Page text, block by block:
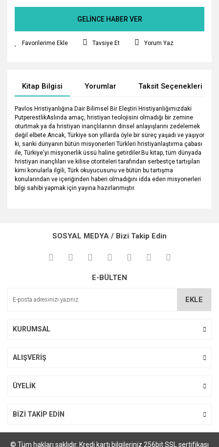
GELİNCE HABER VER
Tavsiye Et Yorum Yaz
Kitap Bilgisi Yorumlar Taksit Seçenekleri
Pavlos Hristiyanlığına Dair Bilimsel Bir Eleştiri Hristiyanlığımızdaki
PutperestlikAslında amaç, hristiyan teolojisini olmadığı bir zemine
oturtmak ya da hristiyan inançlılarının dinsel anlayışlarını zedelemek
değil elbete.Ancak, Türkiye son yıllarda öyle bir süreç yaşadı ve yaşıyor
ki, sanki dünyanın bütün misyonerleri Türkleri hristiyanlaştırma çabası
ile, Türkiye'yi misyonerlik üssü haline getirdiler.Bu kitap, tüm dünyada
hristiyan inançlıları ve kilise otoriteleri tarafından serbestçe tartışılan
kimi konularla ilgili, Türk okuyucusunu ve bütün bu tartışma
konularından ve içeriğinden haberi olmadığını idda eden misyonerleri
bilgi sahibi yapmak için yayına hazırlanmıştır.
kullanarak tarafımıza iletebilirsiniz.
Görüş ve önerileriniz için teşekkür ederiz.
Ürün açıklamasında eksik bilgiler bulunuyor.
SOSYAL MEDYA / Bizi Takip Edin
E-BÜLTEN
EKLE
KURUMSAL
ALIŞVERİŞ
ÜYELİK
BİZİ TAKİP EDİN
© Tüm hakları saklıdır. Kredi kartı bilgileriniz 256bit SSL sertifikası